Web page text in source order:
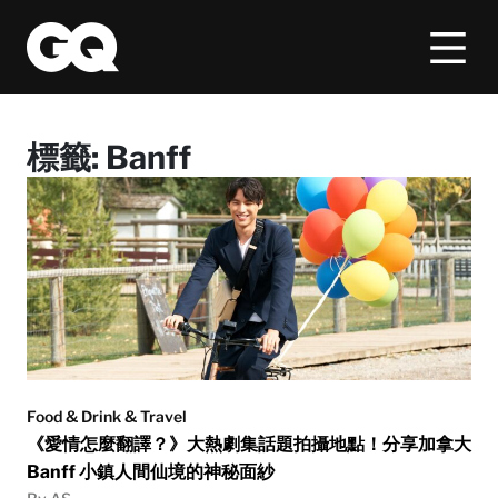
標籤: Banff
Food & Drink & Travel
《愛情怎麼翻譯？》大熱劇集話題拍攝地點！分享加拿大
Banff 小鎮人間仙境的神秘面紗